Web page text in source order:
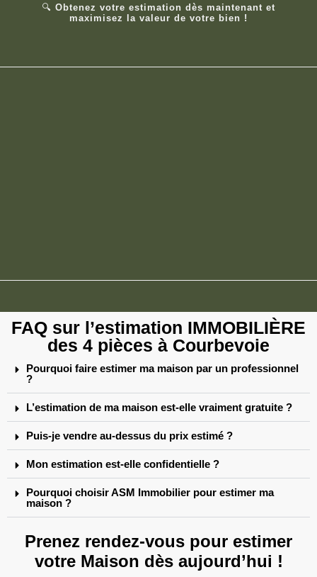
🔍 Obtenez votre estimation dès maintenant et
maximisez la valeur de votre bien !
FAQ sur l’estimation IMMOBILIÈRE
des 4 pièces à Courbevoie
Pourquoi faire estimer ma maison par un professionnel
?
L’estimation de ma maison est-elle vraiment gratuite ?
Puis-je vendre au-dessus du prix estimé ?
Mon estimation est-elle confidentielle ?
Pourquoi choisir ASM Immobilier pour estimer ma
maison ?
Prenez rendez-vous pour estimer
votre Maison dès aujourd’hui !